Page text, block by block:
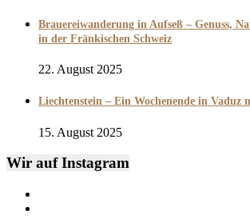
Brauereiwanderung in Aufseß – Genuss,
in der Fränkischen Schweiz
22. August 2025
Liechtenstein – Ein Wochenende in Vaduz
15. August 2025
Wir auf Instagram